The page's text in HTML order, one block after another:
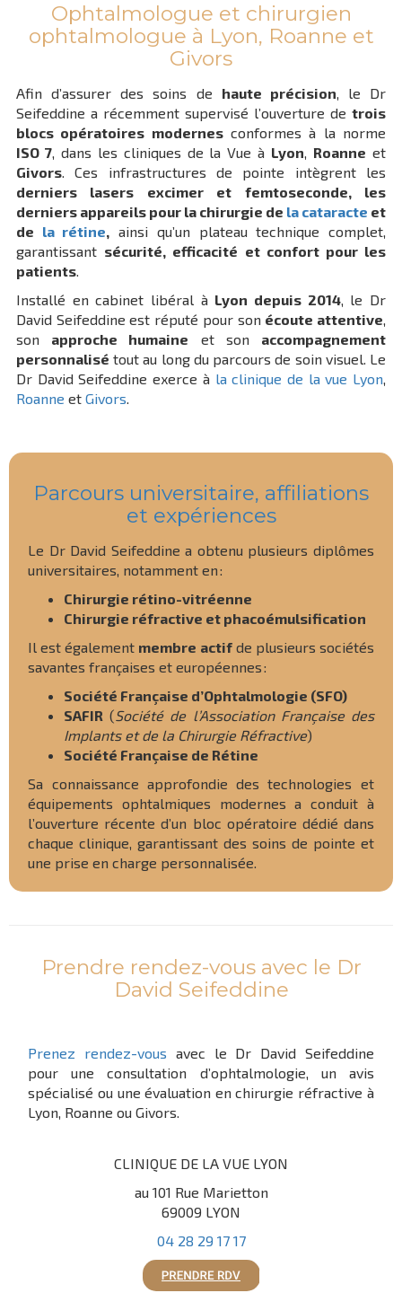
Ophtalmologue et chirurgien
ophtalmologue à Lyon, Roanne et
Givors
Afin d’assurer des soins de haute précision, le Dr
Seifeddine a récemment supervisé l’ouverture detrois
blocs opératoires modernesconformes à la norme
ISO 7, dans les cliniques de la Vue à Lyon, Roanne et
Givors. Ces infrastructures de pointe intègrent les
derniers lasers excimer et femtoseconde, les
derniers appareils pour la chirurgie de la cataracte et
de la rétine, ainsi qu’un plateau technique complet,
garantissant sécurité, efficacité et confort pour les
patients.
Installé en cabinet libéral à Lyon depuis 2014, le Dr
David Seifeddine est réputé pour son écoute attentive,
son approche humaine et son accompagnement
personnalisé tout au long du parcours de soin visuel. Le
Dr David Seifeddine exerce à la clinique de la vue Lyon,
Roanne et Givors.
Parcours universitaire, affiliations
et expériences
Le Dr David Seifeddine a obtenu plusieurs diplômes
universitaires, notamment en :
Chirurgie rétino-vitréenne
Chirurgie réfractive et phacoémulsification
Il est également membre actifde plusieurs sociétés
savantes françaises et européennes :
Société Française d’Ophtalmologie (SFO)
SAFIR (Société de l’Association Française des
Implants et de la Chirurgie Réfractive)
Société Française de Rétine
Sa connaissance approfondie des technologies et
équipements ophtalmiques modernes a conduit à
l’ouverture récente d’un bloc opératoire dédié dans
chaque clinique, garantissant des soins de pointe et
une prise en charge personnalisée.
Prendre rendez-vous avec le Dr
David Seifeddine
Prenez rendez-vous avec le Dr David Seifeddine
pour une consultation d’ophtalmologie, un avis
spécialisé ou une évaluation en chirurgie réfractive à
Lyon, Roanne ou Givors.
CLINIQUE DE LA VUE LYON
au 101 Rue Marietton
69009 LYON
04 28 29 17 17